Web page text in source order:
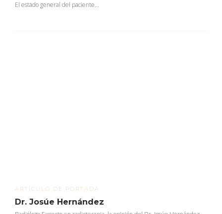
El estado general del paciente...
ARTÍCULO DE PORTADA
Dr. Josúe Hernández